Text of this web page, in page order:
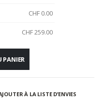
CHF 0.00
CHF259.00
PANIER
À LA LISTE D’ENVIES